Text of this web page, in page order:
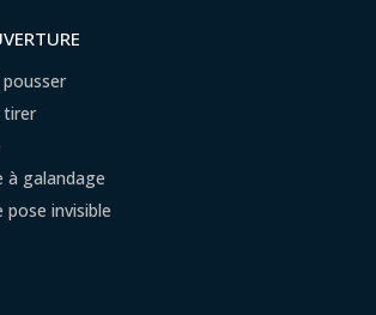
tirer
à galandage
invisible